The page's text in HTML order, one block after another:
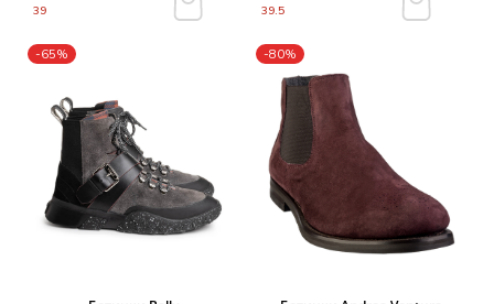
39 39.5
-65% -80%